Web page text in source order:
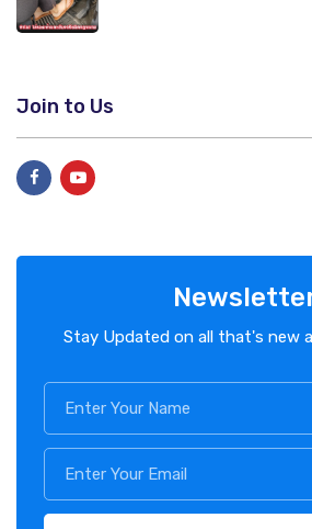
Join to Us
Stay Updated on all that's new